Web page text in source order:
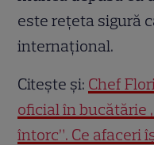
este rețeta sigură
internațional.
Citește și: Chef
oficial în bucătărie
întorc”. Ce afaceri